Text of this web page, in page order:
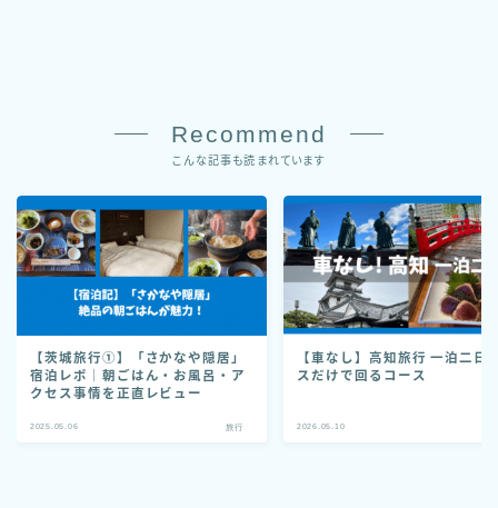
Recommend
こんな記事も読まれています
【茨城旅行①】「さかなや隠居」
宿泊レポ｜朝ごはん・お風呂・ア
クセス事情を正直レビュー
2025.05.06 旅行
【車なし】高知旅行 一泊二日
スだけで回るコース
2026.05.10